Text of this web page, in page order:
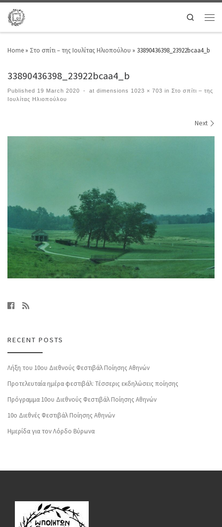
Search
Home » Στο σπίτι – της Ιουλίτας Ηλιοπούλου » 33890436398_23922bcaa4_b
33890436398_23922bcaa4_b
Published 19 March 2020 - at dimensions 1023 × 703 in Στο σπίτι – της
Ιουλίτας Ηλιοπούλου
Next
RECENT POSTS
Λήξη του 10ου Διεθνούς Φεστιβάλ Ποίησης Αθηνών
Προτελευταία ημέρα φεστιβάλ: Τέσσερις εκδηλώσεις ποίησης
Πρόγραμμα 10ου Διεθνούς Φεστιβάλ Ποίησης Αθηνών
10o Διεθνές Φεστιβάλ Ποίησης Αθηνών
Ημερίδα για τον Λόρδο Βύρωνα